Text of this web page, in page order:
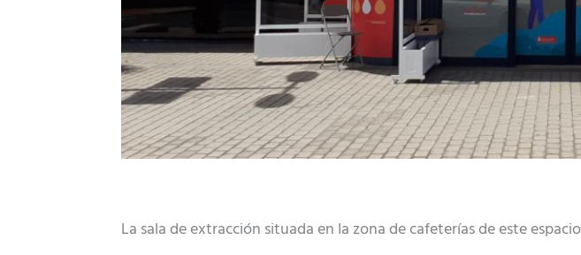
La sala de extracción situada en la zona de cafeterías de este